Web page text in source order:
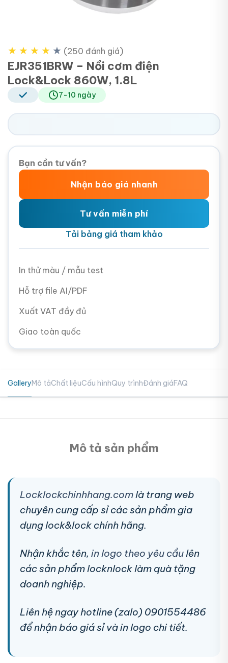
★ ★ ★ ★ ★ (250 đánh giá)
EJR351BRW – Nồi cơm điện
Lock&Lock 860W, 1.8L
7-10 ngày
Bạn cần tư vấn?
Nhận báo giá nhanh
Tư vấn miễn phí
Tải bảng giá tham khảo
In thử màu / mẫu test
Hỗ trợ file AI/PDF
Xuất VAT đầy đủ
Giao toàn quốc
GalleryMô tảChất liệuCấu hìnhQuy trìnhĐánh giáFAQ
Mô tả sản phẩm
Locklockchinhhang.comlà trang web
chuyên cung cấp sỉ các sản phẩm gia
dụng lock&lock chính hãng.
Nhận khắc tên, in logo theo yêu cầulên
các sản phẩm locknlock làm quà tặng
doanh nghiệp.
Liên hệ ngay hotline (zalo) 0901554486
để nhận báo giá sỉ và in logo chi tiết.